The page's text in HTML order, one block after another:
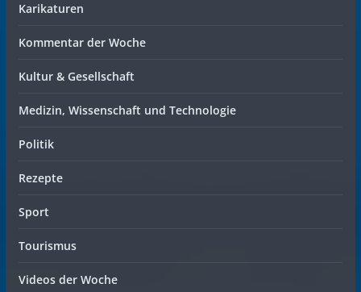
Karikaturen
Kommentar der Woche
Kultur & Gesellschaft
Medizin, Wissenschaft und Technologie
Politik
Rezepte
Sport
Tourismus
Videos der Woche